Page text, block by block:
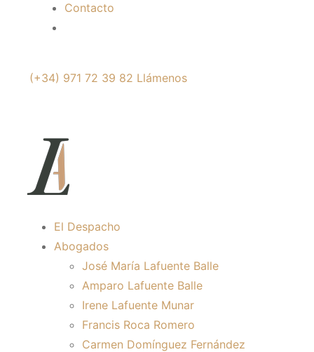
Contacto
(+34) 971 72 39 82 Llámenos
El Despacho
Abogados
José María Lafuente Balle
Amparo Lafuente Balle
Irene Lafuente Munar
Francis Roca Romero
Carmen Domínguez Fernández